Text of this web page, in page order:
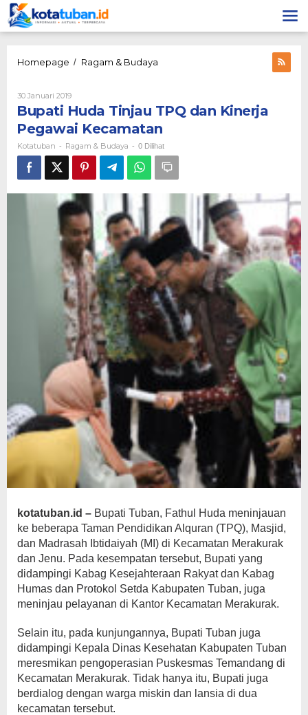
Lewati
ke
konten
Homepage / Ragam & Budaya
dan
Pegawai
Kecamatan
30 Januari 2019Oleh
Kotatuban
Bupati Huda Tinjau TPQ dan Kinerja
Pegawai Kecamatan
Kotatuban - Ragam & Budaya - 0 Dilihat
kotatuban.id – Bupati Tuban, Fathul Huda meninjauan
ke beberapa Taman Pendidikan Alquran (TPQ), Masjid,
dan Madrasah Ibtidaiyah (MI) di Kecamatan Merakurak
dan Jenu. Pada kesempatan tersebut, Bupati yang
didampingi Kabag Kesejahteraan Rakyat dan Kabag
Humas dan Protokol Setda Kabupaten Tuban, juga
meninjau pelayanan di Kantor Kecamatan Merakurak.
Selain itu, pada kunjungannya, Bupati Tuban juga
didampingi Kepala Dinas Kesehatan Kabupaten Tuban
meresmikan pengoperasian Puskesmas Temandang di
Kecamatan Merakurak. Tidak hanya itu, Bupati juga
berdialog dengan warga miskin dan lansia di dua
kecamatan tersebut.